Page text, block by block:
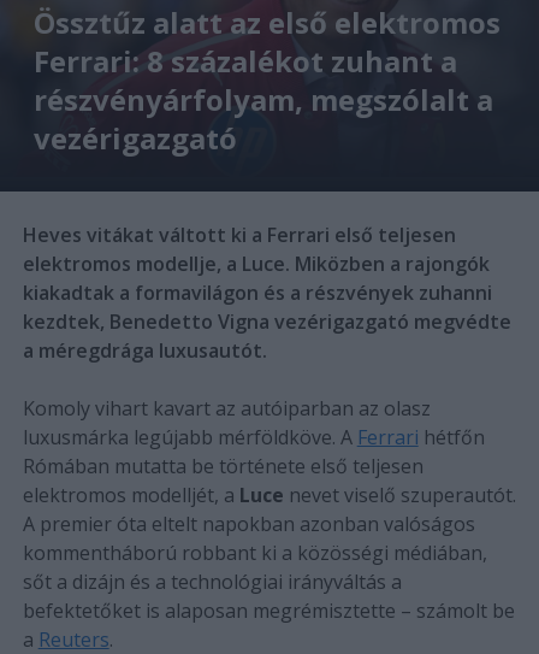
Össztűz alatt az első elektromos
Ferrari: 8 százalékot zuhant a
részvényárfolyam, megszólalt a
vezérigazgató
Heves vitákat váltott ki a Ferrari első teljesen
elektromos modellje, a Luce. Miközben a rajongók
kiakadtak a formavilágon és a részvények zuhanni
kezdtek, Benedetto Vigna vezérigazgató megvédte
a méregdrága luxusautót.
Komoly vihart kavart az autóiparban az olasz
luxusmárka legújabb mérföldköve. A Ferrari hétfőn
Rómában mutatta be története első teljesen
elektromos modelljét, a Luce nevet viselő szuperautót.
A premier óta eltelt napokban azonban valóságos
kommentháború robbant ki a közösségi médiában,
sőt a dizájn és a technológiai irányváltás a
befektetőket is alaposan megrémisztette – számolt be
a Reuters.